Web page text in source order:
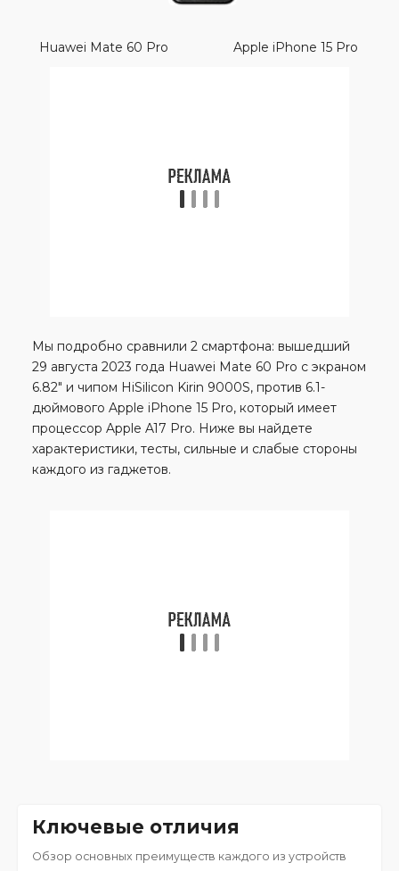
Huawei Mate 60 Pro Apple iPhone 15 Pro
Мы подробно сравнили 2 смартфона: вышедший
29 августа 2023 года Huawei Mate 60 Pro с экраном
6.82″ и чипом HiSilicon Kirin 9000S, против 6.1-
дюймового Apple iPhone 15 Pro, который имеет
процессор Apple A17 Pro. Ниже вы найдете
характеристики, тесты, сильные и слабые стороны
каждого из гаджетов.
Ключевые отличия
Обзор основных преимуществ каждого из устройств